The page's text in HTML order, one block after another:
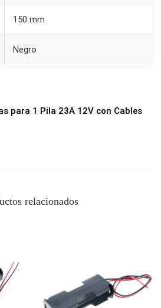
150 mm
Negro
para 1 Pila 23A 12V con Cables
relacionados